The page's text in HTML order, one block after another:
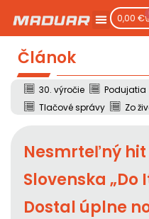
0,00 €
Článok
30. výročie Podujatia
Tlačové správy
Zo
Nesmrteľný hit
Slovenska „Do
Dostal úplne